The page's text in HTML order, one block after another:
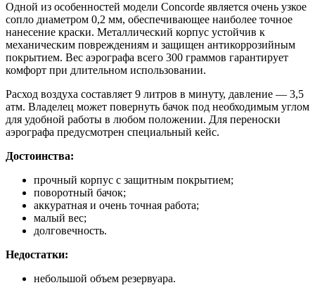
Одной из особенностей модели Concorde является очень узкое
сопло диаметром 0,2 мм, обеспечивающее наиболее точное
нанесение краски. Металлический корпус устойчив к
механическим повреждениям и защищен антикоррозийным
покрытием. Вес аэрографа всего 300 граммов гарантирует
комфорт при длительном использовании.
Расход воздуха составляет 9 литров в минуту, давление — 3,5
атм. Владелец может повернуть бачок под необходимым углом
для удобной работы в любом положении. Для переноски
аэрографа предусмотрен специальный кейс.
Достоинства:
прочный корпус с защитным покрытием;
поворотный бачок;
аккуратная и очень точная работа;
малый вес;
долговечность.
Недостатки:
небольшой объем резервуара.